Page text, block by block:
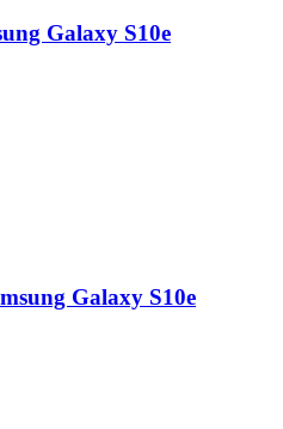
Galaxy S10e
Galaxy S10e